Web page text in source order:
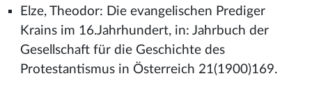
Elze, Theodor: Die evangelischen Prediger
Krains im 16.Jahrhundert, in: Jahrbuch der
Gesellschaft für die Geschichte des
Protestantismus in Österreich 21(1900)169.